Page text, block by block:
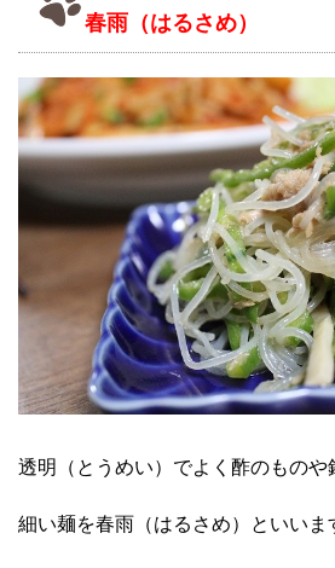
春雨（はるさめ）
透明（とうめい）でよく酢のものや
細い麺を春雨（はるさめ）といいま